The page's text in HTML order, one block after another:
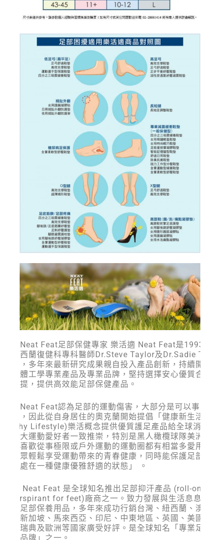
活適Neat Feat足部保健專家 樂活適 Neat Feat是1993年由
位紐西蘭復健科專科醫師Dr.Steve Taylor及Dr.Sadie
創立，多年來最新研究成果親自投入產品創新，持續開發出
合人體工學專業產品及專業品牌，堅持選擇安心優質合適材
為前提，提供高效能足部保健產品。
活適Neat Feat認為足部的運動傷害，大部分是可以事先預
健的，因此從自身居住的奧克蘭開始提倡「健康新生活」
Lifestyle)樂活概念提供優質護足產品給全球消費者
到廣大運動愛好者一致推崇，特別是黑人橄欖球隊美洲杯代
隊及喜歡從事極限或戶外運動的運動圈都有相當多愛用者，
供大眾輕鬆享受運動帶來的青春健康，同時能保護足部「讓
腳能處在一種健康優雅舒適的狀態」 。
活適 Neat Feat 是全球知名推出足部抑汗產品 (roll-on
for feet)廠商之一。致力發展與生活息息相關
日常足部保養用品，多年來成功行銷台灣、紐西蘭、澳洲、
濟、新加坡、馬來西亞、印尼、中東地區、英國、美國、加
大、瑞典及歐洲等國家廣受好評。是全球知名「專業足部保
首選品牌」之一。